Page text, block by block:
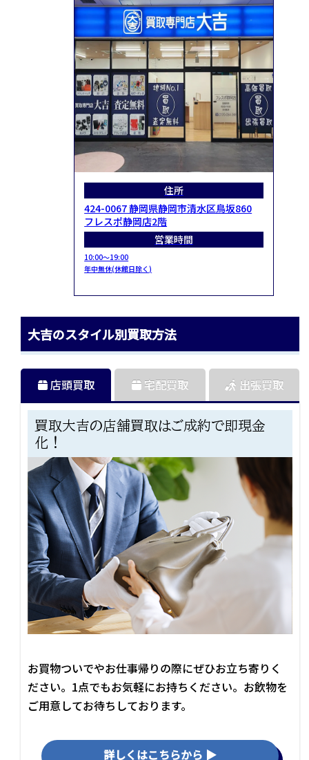
住所
424-0067 静岡県静岡市清水区鳥坂860
フレスポ静岡店2階
営業時間
10:00～19:00
年中無休(休館日除く)
大吉のスタイル別買取方法
店頭買取
買取大吉の店舗買取はご成約で即現金
化！
お買物ついでやお仕事帰りの際にぜひお立ち寄りく
ださい。1点でもお気軽にお持ちください。お飲物を
ご用意してお待ちしております。
詳しくはこちらから ▶
宅配買取 出張買取